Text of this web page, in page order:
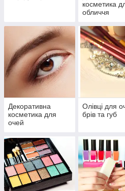
косметика
обличчя
Декоративна
косметика для
очей
Олівці для
брів та губ